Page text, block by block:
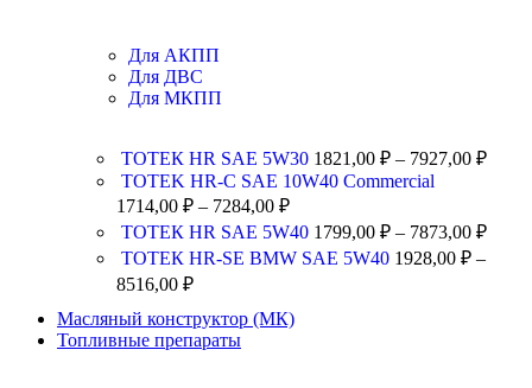
Для АКПП
Для ДВС
Для МКПП
ТОТЕК HR SAE 5W30 1821,00 ₽ – 7927,00 ₽
TOTEK HR-C SAE 10W40 Commercial
1714,00 ₽ – 7284,00 ₽
ТОТЕК HR SAE 5W40 1799,00 ₽ – 7873,00 ₽
ТОТЕК HR-SE BMW SAE 5W40 1928,00 ₽ –
8516,00 ₽
Масляный конструктор (МК)
Топливные препараты